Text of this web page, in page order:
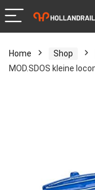
Home Shop
MOD.SDOS kleine